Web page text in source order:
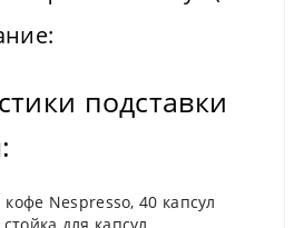
подставки
Nespresso, 40 капсул
для капсул